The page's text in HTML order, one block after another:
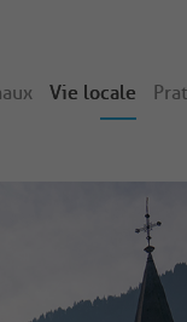
Vie locale